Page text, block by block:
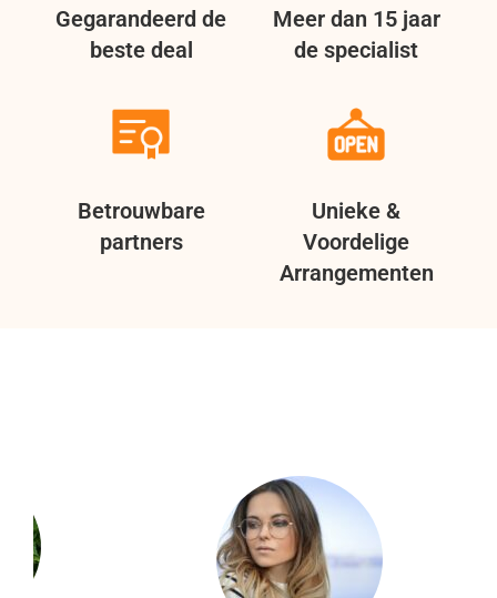
Gegarandeerd de
beste deal
Meer dan 15 jaar
de specialist
Betrouwbare
partners
Unieke &
Voordelige
Arrangementen